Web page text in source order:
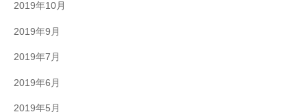
2019年10月
2019年9月
2019年7月
2019年6月
2019年5月